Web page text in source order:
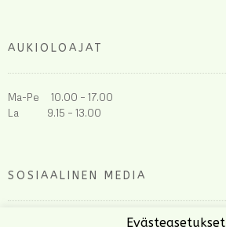
AUKIOLOAJAT
Ma-Pe 10.00 – 17.00
La 9.15 – 13.00
SOSIAALINEN MEDIA
Evästeasetukset